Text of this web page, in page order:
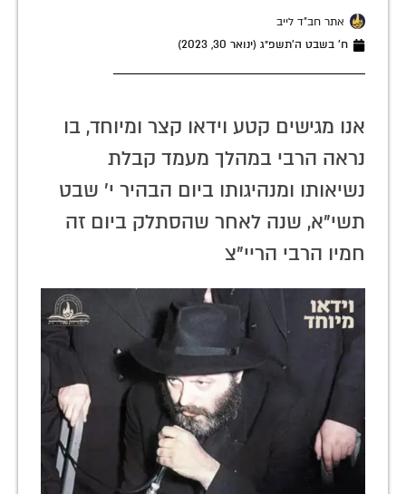
אתר חב"ד לייב
ח׳ בשבט ה׳תשפ״ג (ינואר 30, 2023)
אנו מגישים קטע וידאו קצר ומיוחד, בו
נראה הרבי במהלך מעמד קבלת
נשיאותו ומנהיגותו ביום הבהיר י' שבט
תשי"א, שנה לאחר שהסתלק ביום זה
חמיו הרבי הריי"צ